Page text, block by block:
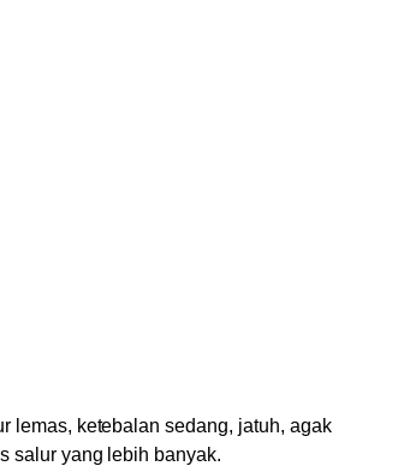
lemas, ketebalan sedang, jatuh, agak
salur yang lebih banyak.